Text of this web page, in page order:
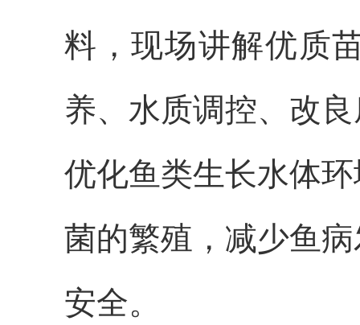
料，现场讲解优质
养、水质调控、改
优化鱼类生长水体
菌的繁殖，减少鱼
安全。